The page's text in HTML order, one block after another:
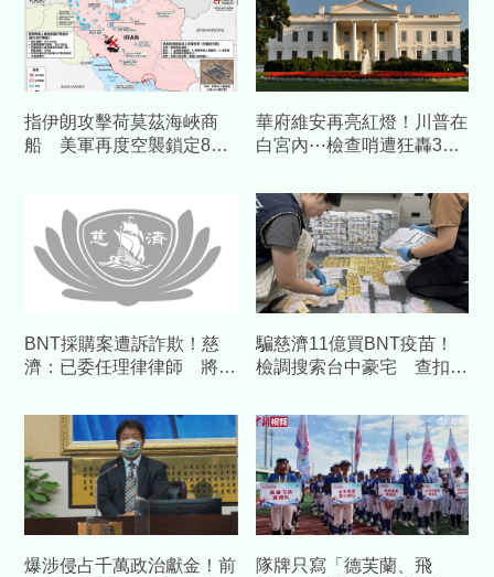
指伊朗攻擊荷莫茲海峽商
船 美軍再度空襲鎖定80
華府維安再亮紅燈！川普在
白宮內⋯檢查哨遭狂轟30
BNT採購案遭訴詐欺！慈
濟：已委任理律律師 將採
騙慈濟11億買BNT疫苗！
檢調搜索台中豪宅 查扣逾
爆涉侵占千萬政治獻金！前
隊牌只寫「德芙蘭、飛